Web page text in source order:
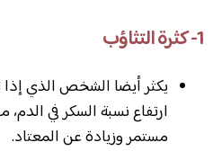
1- كثرة التثاؤب
يكثر أيضا الشخص الذي
ارتفاع نسبة السكر في
مستمر وزيادة عن المعتاد.